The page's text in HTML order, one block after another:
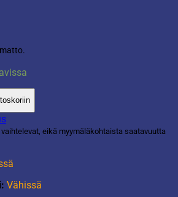
eikä myymäläkohtaista saatavuutta
Vähissä